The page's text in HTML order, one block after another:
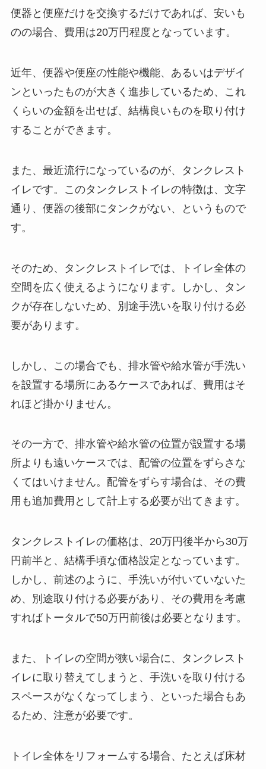
便器と便座だけを交換するだけであれば、安いも
のの場合、費用は20万円程度となっています。
近年、便器や便座の性能や機能、あるいはデザイ
ンといったものが大きく進歩しているため、これ
くらいの金額を出せば、結構良いものを取り付け
することができます。
また、最近流行になっているのが、タンクレスト
イレです。このタンクレストイレの特徴は、文字
通り、便器の後部にタンクがない、というもので
す。
そのため、タンクレストイレでは、トイレ全体の
空間を広く使えるようになります。しかし、タン
クが存在しないため、別途手洗いを取り付ける必
要があります。
しかし、この場合でも、排水管や給水管が手洗い
を設置する場所にあるケースであれば、費用はそ
れほど掛かりません。
その一方で、排水管や給水管の位置が設置する場
所よりも遠いケースでは、配管の位置をずらさな
くてはいけません。配管をずらす場合は、その費
用も追加費用として計上する必要が出てきます。
タンクレストイレの価格は、20万円後半から30万
円前半と、結構手頃な価格設定となっています。
しかし、前述のように、手洗いが付いていないた
め、別途取り付ける必要があり、その費用を考慮
すればトータルで50万円前後は必要となります。
また、トイレの空間が狭い場合に、タンクレスト
イレに取り替えてしまうと、手洗いを取り付ける
スペースがなくなってしまう、といった場合もあ
るため、注意が必要です。
トイレ全体をリフォームする場合、たとえば床材